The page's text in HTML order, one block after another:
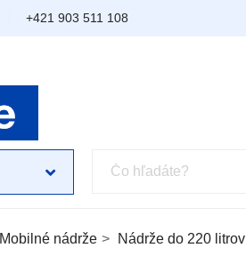
+421 903 511 108
Mobilné nádrže Nádrže do 220 litrov